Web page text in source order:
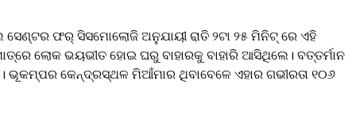
ଫର୍ ସିସମୋଲୋଜି ଅନୁଯାୟୀ ରାତି ୨ଟା ୨୫ ମିନିଟ୍ ରେ ଏହି
ଲୋକ ଭୟଭୀତ ହୋଇ ଘରୁ ବାହାରକୁ ବାହାରି ଆସିଥିଲେ। ବତ୍ତର୍ମାନ
ଭୂକମ୍ପର କେନ୍ଦ୍ରସ୍ଥଳ ମିଆଁମାର ଥିବାବେଳେ ଏହାର ଗଭୀରତା ୧୦୬